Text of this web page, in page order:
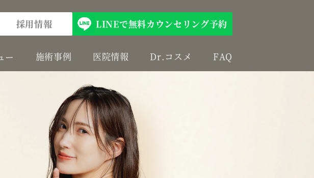
採用情報 LINEで無料カウンセリング予約
ー 施術事例 医院情報 Dr.コスメ FAQ